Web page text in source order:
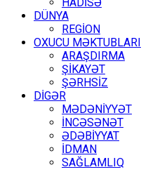
DÜNYA
REGİON
OXUCU MƏKTUBLARI
ARAŞDIRMA
ŞİKAYƏT
ŞƏRHSİZ
DİGƏR
MƏDƏNİYYƏT
İNCƏSƏNƏT
ƏDƏBİYYAT
İDMAN
SAĞLAMLIQ